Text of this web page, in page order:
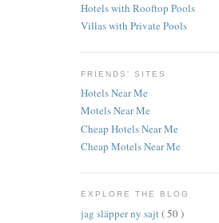
Hotels with Rooftop Pools
Villas with Private Pools
FRIENDS' SITES
Hotels Near Me
Motels Near Me
Cheap Hotels Near Me
Cheap Motels Near Me
EXPLORE THE BLOG
jag släpper ny sajt( 50 )